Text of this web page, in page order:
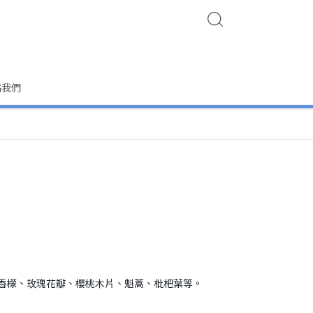
們
、玫瑰花瓣、櫻桃木片、魁蒿、枇杷葉等。